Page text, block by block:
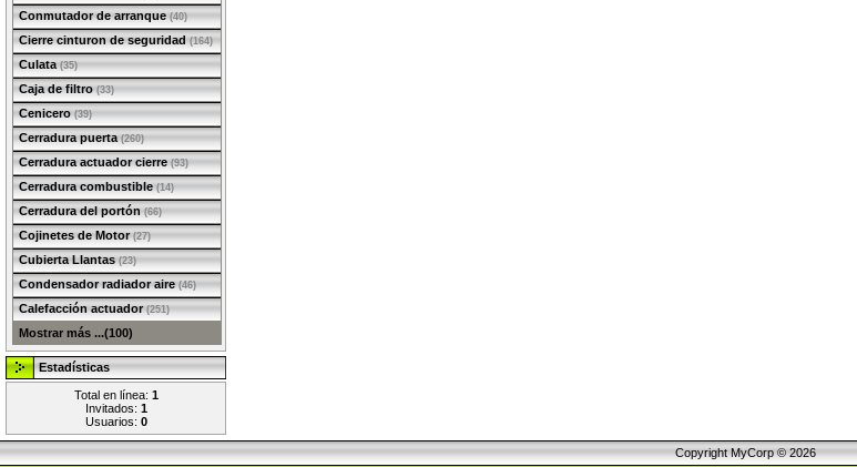
Conmutador de arranque (40)
Cierre cinturon de seguridad (164)
Culata (35)
Caja de filtro (33)
Cenicero (39)
Cerradura puerta (260)
Cerradura actuador cierre (93)
Cerradura combustible (14)
Cerradura del portón (66)
Cojinetes de Motor (27)
Cubierta Llantas (23)
Condensador radiador aire (46)
Calefacción actuador (251)
Mostrar más ...(100)
Estadísticas
Total en línea: 1
Invitados: 1
Usuarios: 0
Copyright MyCorp © 2026